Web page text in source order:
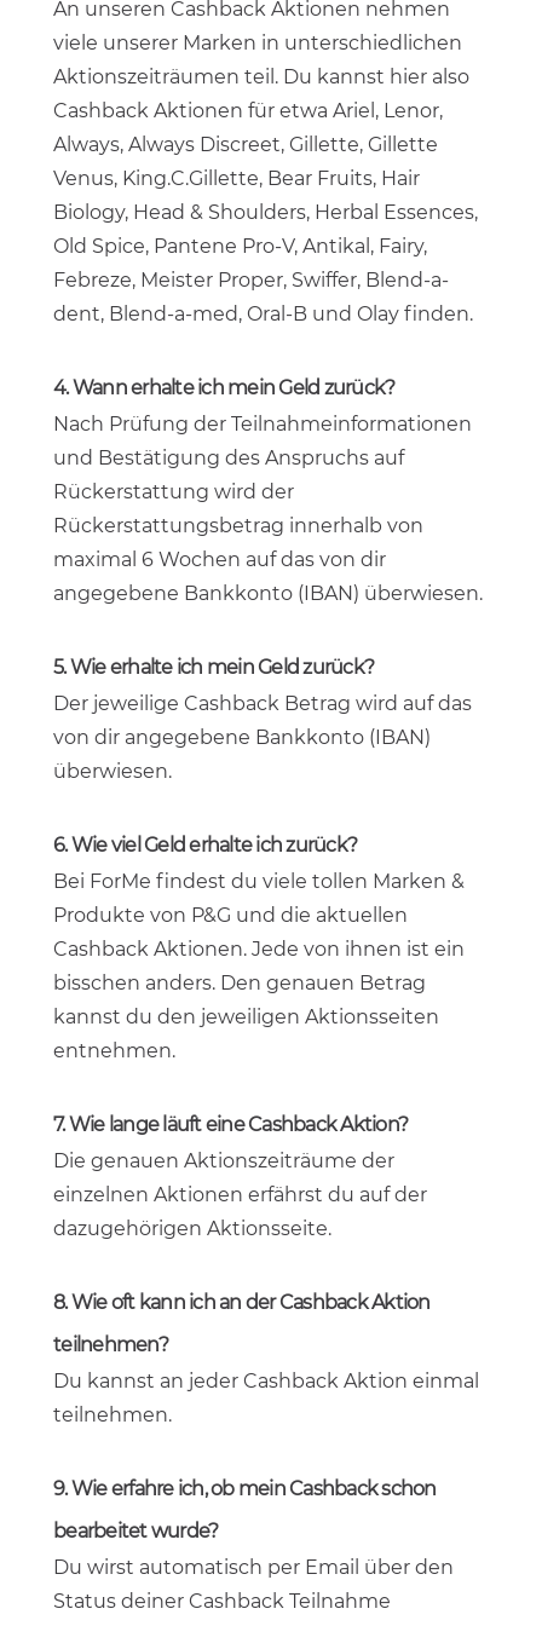
An unseren Cashback Aktionen nehmen
viele unserer Marken in unterschiedlichen
Aktionszeiträumen teil. Du kannst hier also
Cashback Aktionen für etwa Ariel, Lenor,
Always, Always Discreet, Gillette, Gillette
Venus, King.C.Gillette, Bear Fruits, Hair
Biology, Head & Shoulders, Herbal Essences,
Old Spice, Pantene Pro-V, Antikal, Fairy,
Febreze, Meister Proper, Swiffer, Blend-a-
dent, Blend-a-med, Oral-B und Olay finden.
4. Wann erhalte ich mein Geld zurück?
Nach Prüfung der Teilnahmeinformationen
und Bestätigung des Anspruchs auf
Rückerstattung wird der
Rückerstattungsbetrag innerhalb von
maximal 6 Wochen auf das von dir
angegebene Bankkonto (IBAN) überwiesen.
5. Wie erhalte ich mein Geld zurück?
Der jeweilige Cashback Betrag wird auf das
von dir angegebene Bankkonto (IBAN)
überwiesen.
6. Wie viel Geld erhalte ich zurück?
Bei ForMe findest du viele tollen Marken &
Produkte von P&G und die aktuellen
Cashback Aktionen. Jede von ihnen ist ein
bisschen anders. Den genauen Betrag
kannst du den jeweiligen Aktionsseiten
entnehmen.
7. Wie lange läuft eine Cashback Aktion?
Die genauen Aktionszeiträume der
einzelnen Aktionen erfährst du auf der
dazugehörigen Aktionsseite.
8. Wie oft kann ich an der Cashback Aktion
teilnehmen?
Du kannst an jeder Cashback Aktion einmal
teilnehmen.
9. Wie erfahre ich, ob mein Cashback schon
bearbeitet wurde?
Du wirst automatisch per Email über den
Status deiner Cashback Teilnahme